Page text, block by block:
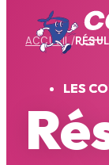
LES
ACCUEIL/